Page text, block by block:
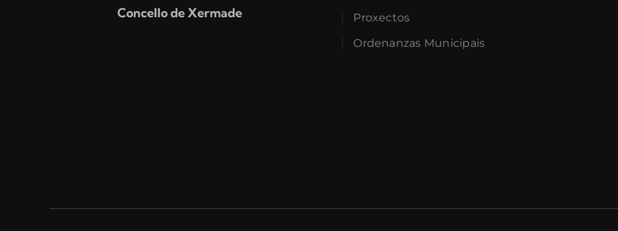
Concello de Xermade
Proxectos
Ordenanzas Municipais